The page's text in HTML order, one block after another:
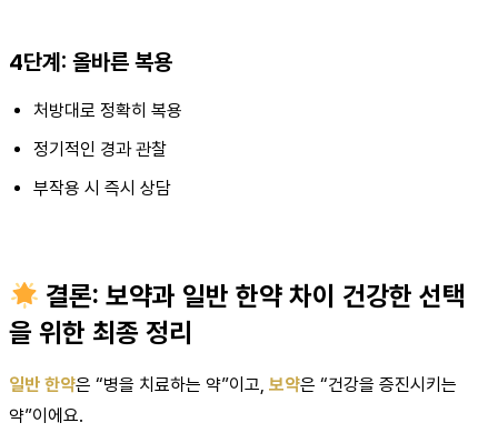
4단계: 올바른 복용
처방대로 정확히 복용
정기적인 경과 관찰
부작용 시 즉시 상담
결론: 보약과 일반 한약 차이 건강한 선택
을 위한 최종 정리
일반 한약은 “병을 치료하는 약”이고, 보약은 “건강을 증진시키는
약”이에요.